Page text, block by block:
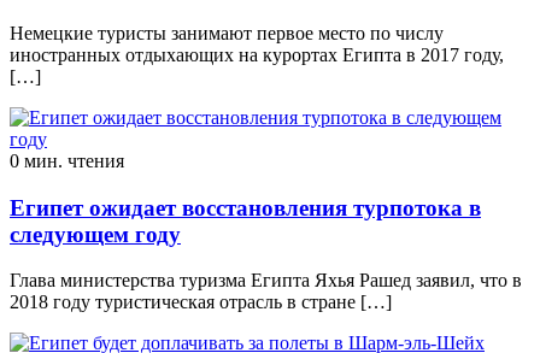
Немецкие туристы занимают первое место по числу
иностранных отдыхающих на курортах Египта в 2017 году,
[…]
0 мин. чтения
Египет ожидает восстановления турпотока в
следующем году
Глава министерства туризма Египта Яхья Рашед заявил, что в
2018 году туристическая отрасль в стране […]